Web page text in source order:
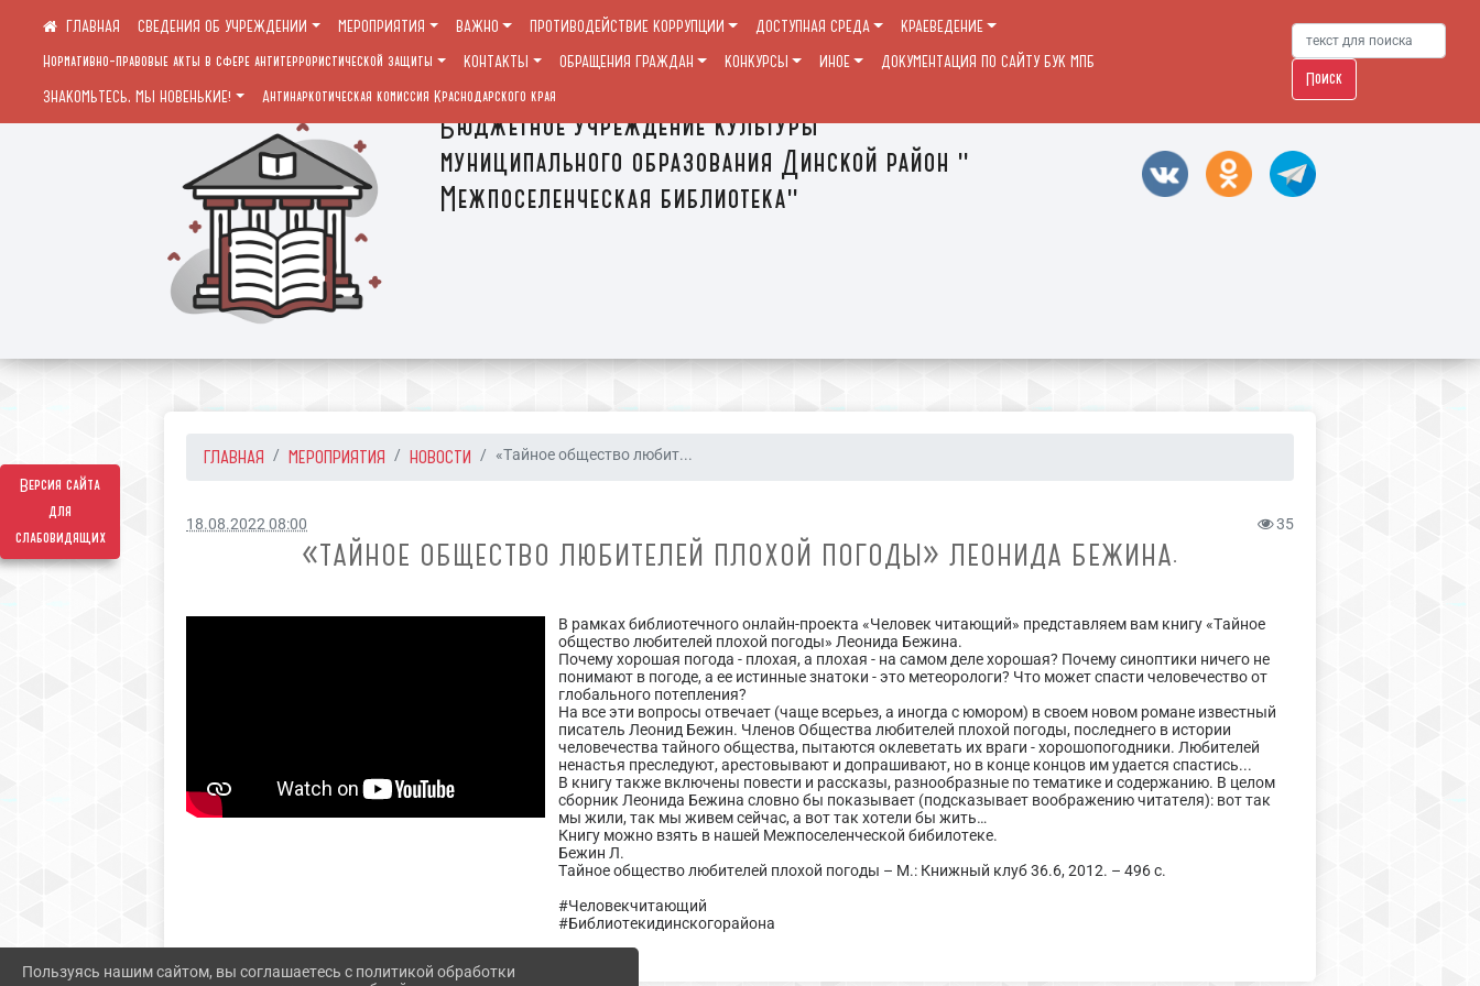
Версия сайта
для
слабовидящих
Бюджетное учреждение культуры
муниципального образования Динской район "
Межпоселенческая библиотека"
СВЕДЕНИЯ ОБ УЧРЕЖДЕНИИ МЕРОПРИЯТИЯ ВАЖНО ПРОТИВОДЕЙСТВИЕ КОРРУПЦИИ ДОСТУПНАЯ СРЕДА
КРАЕВЕДЕНИЕ
Нормативно-правовые акты в сфере антитеррористической защиты
КОНТАКТЫ ОБРАЩЕНИЯ ГРАЖДАН КОНКУРСЫ ИНОЕ
ДОКУМЕНТАЦИЯ ПО САЙТУ БУК МПБ
ЗНАКОМЬТЕСЬ, МЫ НОВЕНЬКИЕ!
Антинаркотическая комиссия Краснодарского края
Поиск
ГЛАВНАЯ МЕРОПРИЯТИЯ НОВОСТИ «Тайное общество любит...
18.08.2022 08:00 35
«ТАЙНОЕ ОБЩЕСТВО ЛЮБИТЕЛЕЙ ПЛОХОЙ ПОГОДЫ» ЛЕОНИДА БЕЖИНА.
В рамках библиотечного онлайн-проекта «Человек читающий» представляем вам книгу «Тайное
общество любителей плохой погоды» Леонида Бежина.
Почему хорошая погода - плохая, а плохая - на самом деле хорошая? Почему синоптики ничего не
понимают в погоде, а ее истинные знатоки - это метеорологи? Что может спасти человечество от
глобального потепления?
На все эти вопросы отвечает (чаще всерьез, а иногда с юмором) в своем новом романе известный
писатель Леонид Бежин. Членов Общества любителей плохой погоды, последнего в истории
человечества тайного общества, пытаются оклеветать их враги - хорошопогодники. Любителей
ненастья преследуют, арестовывают и допрашивают, но в конце концов им удается спастись...
В книгу также включены повести и рассказы, разнообразные по тематике и содержанию. В целом
сборник Леонида Бежина словно бы показывает (подсказывает воображению читателя): вот так
мы жили, так мы живем сейчас, а вот так хотели бы жить…
Книгу можно взять в нашей Межпоселенческой бибилотеке.
Бежин Л.
Тайное общество любителей плохой погоды – М.: Книжный клуб 36.6, 2012. – 496 с.
#Человекчитающий
#Библиотекидинскогорайона
Пользуясь нашим сайтом, вы соглашаетесь с политикой обработки